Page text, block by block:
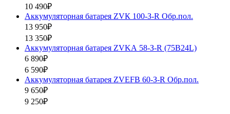
10 490₽
Аккумуляторная батарея ZVК 100-З-R Обр.пол.
13 950₽
13 350₽
Аккумуляторная батарея ZVKА 58-З-R (75B24L)
6 890₽
6 590₽
Аккумуляторная батарея ZVEFB 60-З-R Обр.пол.
9 650₽
9 250₽